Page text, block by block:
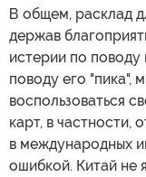
В общем, расклад
держав
истерии по поводу
поводу его "пика",
воспользоваться
карт, в частности,
в международных
ошибкой. Китай не